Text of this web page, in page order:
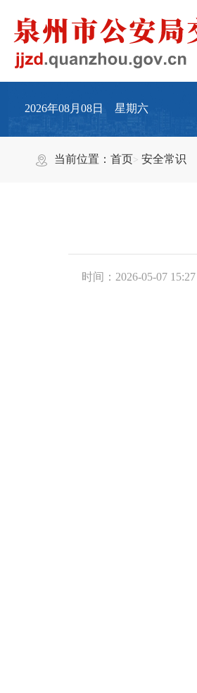
2026年08月08日 星期六
当前位置：首页 安全常识
时间：2026-05-07 15:27